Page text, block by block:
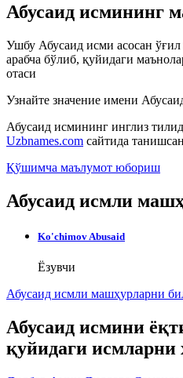
Абусаид исмининг
Ушбу Абусаид исми асосан
арабча бўлиб, қуйидаги
отаси
Узнайте значение имени
Абусаид исмининг инглиз
Uzbnames.com сайтида
Қўшимча маълумот юбориш
Абусаид исмли
Ko'chimov Abusaid
Ёзувчи
Абусаид исмли машҳурларни
Абусаид исмини
қуйидаги